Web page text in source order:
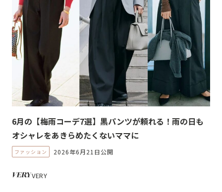
6月の【梅雨コーデ7選】黒パンツが頼れる！雨の日も
オシャレをあきらめたくないママに
ファッション 2026年6月21日公開
VERY